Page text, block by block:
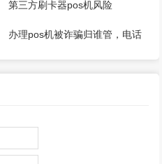
第三方刷卡器pos机风险
办理pos机被诈骗归谁管，电话